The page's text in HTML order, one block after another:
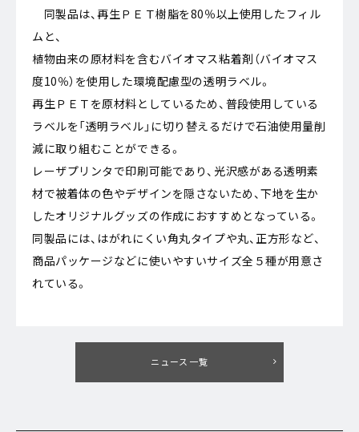
同製品は、再生ＰＥＴ樹脂を80％以上使用したフィル
ムと、
植物由来の原材料を含むバイオマス粘着剤（バイオマス
度10％）を使用した環境配慮型の透明ラベル。
再生ＰＥＴを原材料としているため、普段使用している
ラベルを「透明ラベル」に切り替えるだけで石油使用量削
減に取り組むことができる。
レーザプリンタで印刷可能であり、光沢感がある透明素
材で被着体の色やデザインを隠さないため、下地を生か
したオリジナルグッズの作成におすすめとなっている。
同製品には、はがれにくい角丸タイプや丸、正方形など、
商品パッケージなどに使いやすいサイズ全５種が用意さ
れている。
ニュース一覧